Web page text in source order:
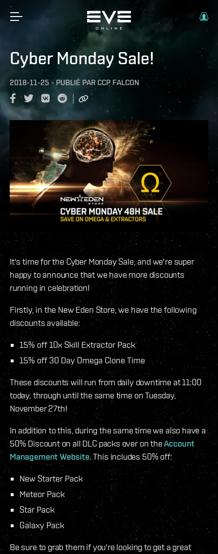
Cyber Monday Sale!
2018-11-25 - PUBLIÉ PAR CCP FALCON
It's time for the Cyber Monday Sale, and we're super
happy to announce that we have more discounts
running in celebration!
Firstly, in the New Eden Store, we have the following
discounts available:
15% off 10x Skill Extractor Pack
15% off 30 Day Omega Clone Time
These discounts will run from daily downtime at 11:00
today, through until the same time on Tuesday,
November 27th!
In addition to this, during the same time we also have a
50% Discount on all DLC packs over on theAccount
Management Website. This includes 50% off:
New Starter Pack
Meteor Pack
Star Pack
Galaxy Pack
Be sure to grab them if you're looking to get a great